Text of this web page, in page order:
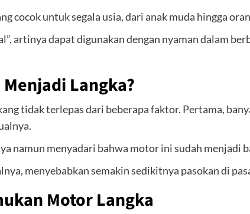
cocok untuk segala usia, dari anak muda hingga
artinya dapat digunakan dengan nyaman dalam
Langka?
tidak terlepas dari beberapa faktor. Pertama,
namun menyadari bahwa motor ini sudah menjadi
menyebabkan semakin sedikitnya pasokan di
Motor Langka